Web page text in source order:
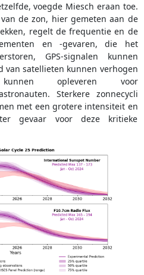
voegde Miesch eraan toe.
de zon, hier gemeten aan de
regelt de frequentie en de
en -gevaren, die het
GPS-signalen kunnen
van satellieten kunnen verhogen
opleveren voor
Sterkere zonnecycli
met een grotere intensiteit en
gevaar voor deze kritieke